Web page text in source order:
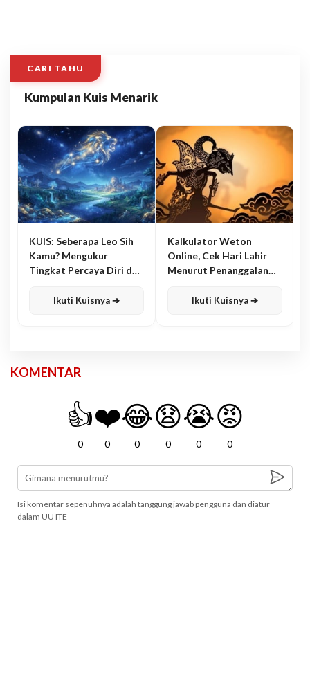
CARI TAHU
Kumpulan Kuis Menarik
KUIS: Seberapa Leo Sih
Kamu? Mengukur
Tingkat Percaya Diri dan
Ikuti Kuisnya ➔
Kalkulator Weton
Online, Cek Hari Lahir
Menurut Penanggalan
Ikuti Kuisnya ➔
KOMENTAR
👍
0
❤️
0
😂
0
😧
0
😭
0
😡
0
Isi komentar sepenuhnya adalah tanggung jawab pengguna dan diatur
dalam UU ITE